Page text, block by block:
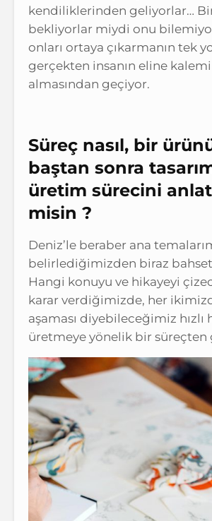
kendiliklerinden geliyorlar…
bekliyorlar miydi onu
onları ortaya çıkarmanın tek
gerçekten insanın eline kalemi
almasından geçiyor.
Süreç nasıl, bir
baştan sonra
üretim sürecini
misin ?
Deniz’le beraber ana
belirlediğimizden biraz
Hangi konuyu ve hikayeyi
karar verdiğimizde, her
aşaması diyebileceğimiz hızlı
üretmeye yönelik bir süreçten